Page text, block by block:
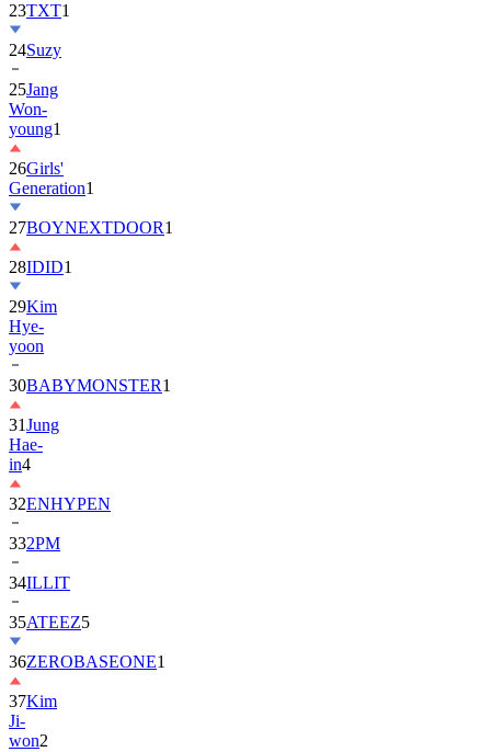
24Suzy
25Jang
Won-
young1
26Girls'
Generation
27BOYNEXTDOOR
28IDID1
29Kim
Hye-
yoon
30BABYMONSTER
31Jung
Hae-
in4
32ENHYPEN
332PM
34ILLIT
35ATEEZ
36ZEROBASEONE
37Kim
Ji-
won2
38KiiiKiii